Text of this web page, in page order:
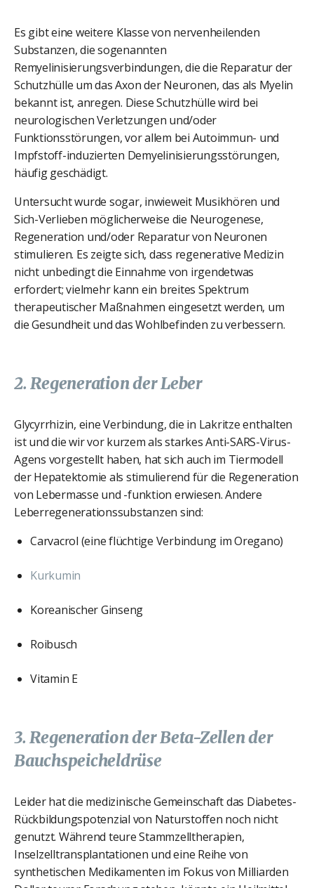
Es gibt eine weitere Klasse von nervenheilenden
Substanzen, die sogenannten
Remyelinisierungsverbindungen, die die Reparatur der
Schutzhülle um das Axon der Neuronen, das als Myelin
bekannt ist, anregen. Diese Schutzhülle wird bei
neurologischen Verletzungen und/oder
Funktionsstörungen, vor allem bei Autoimmun- und
Impfstoff-induzierten Demyelinisierungsstörungen,
häufig geschädigt.
Untersucht wurde sogar, inwieweit Musikhören und
Sich-Verlieben möglicherweise die Neurogenese,
Regeneration und/oder Reparatur von Neuronen
stimulieren. Es zeigte sich, dass regenerative Medizin
nicht unbedingt die Einnahme von irgendetwas
erfordert; vielmehr kann ein breites Spektrum
therapeutischer Maßnahmen eingesetzt werden, um
die Gesundheit und das Wohlbefinden zu verbessern.
2. Regeneration der Leber
Glycyrrhizin, eine Verbindung, die in Lakritze enthalten
ist und die wir vor kurzem als starkes Anti-SARS-Virus-
Agens vorgestellt haben, hat sich auch im Tiermodell
der Hepatektomie als stimulierend für die Regeneration
von Lebermasse und -funktion erwiesen. Andere
Leberregenerationssubstanzen sind:
Carvacrol (eine flüchtige Verbindung im Oregano)
Kurkumin
Koreanischer Ginseng
Roibusch
Vitamin E
3. Regeneration der Beta-Zellen der
Bauchspeicheldrüse
Leider hat die medizinische Gemeinschaft das Diabetes-
Rückbildungspotenzial von Naturstoffen noch nicht
genutzt. Während teure Stammzelltherapien,
Inselzelltransplantationen und eine Reihe von
synthetischen Medikamenten im Fokus von Milliarden